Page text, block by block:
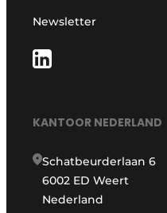
Newsletter
KANTOOR NEDERLAND
Schatbeurderlaan 6
6002 ED Weert
Nederland